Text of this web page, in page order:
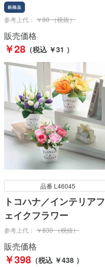
参考上代： ￥80 （税抜）
販売価格
￥28 （税込 ￥31 ）
品番 L46045
トコハナ／インテリアフ
ェイクフラワー
参考上代： ￥830 （税抜）
販売価格
￥398 （税込 ￥438 ）